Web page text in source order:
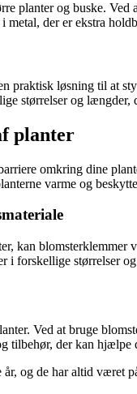
planter og buske.
der er ekstra
løsning til at
størrelser og længder,
planter
omkring dine
varme og
kan
forskellige størrelser
Ved at bruge
der kan
og de har altid været